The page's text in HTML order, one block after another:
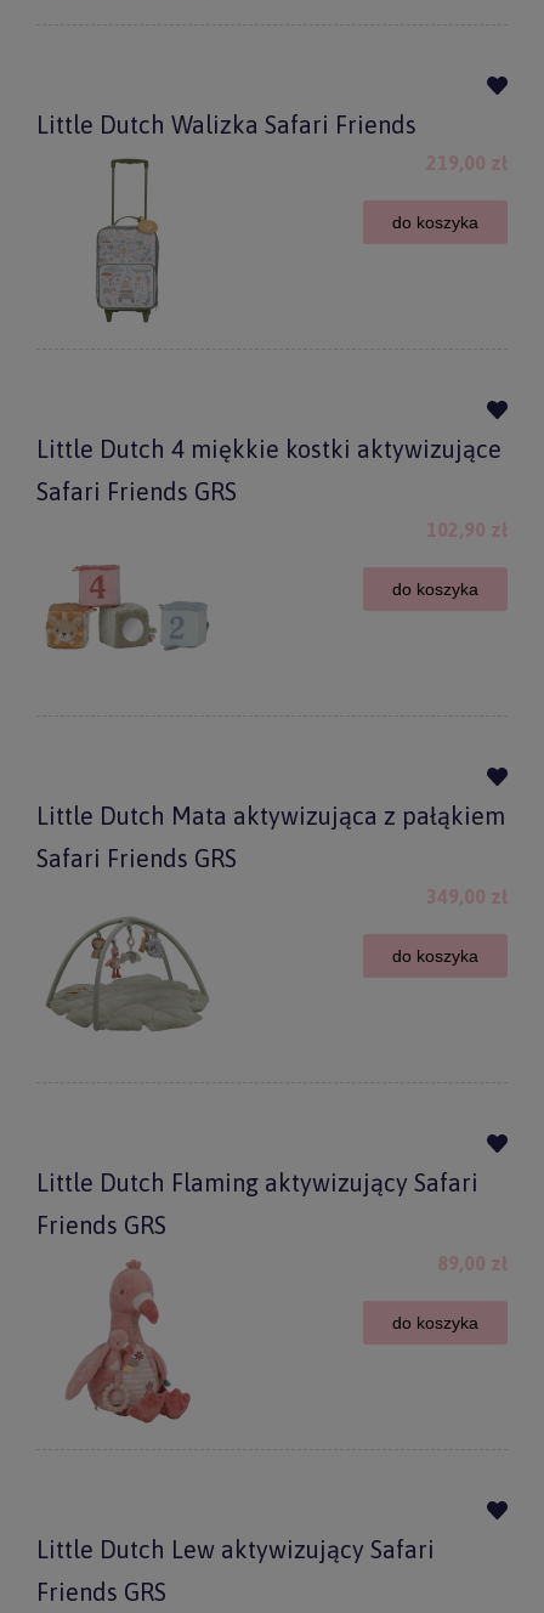
Little Dutch Walizka Safari Friends
219,00 zł
do koszyka
Little Dutch 4 miękkie kostki aktywizujące
Safari Friends GRS
102,90 zł
do koszyka
Little Dutch Mata aktywizująca z pałąkiem
Safari Friends GRS
349,00 zł
do koszyka
Little Dutch Flaming aktywizujący Safari
Friends GRS
89,00 zł
do koszyka
Little Dutch Lew aktywizujący Safari
Friends GRS